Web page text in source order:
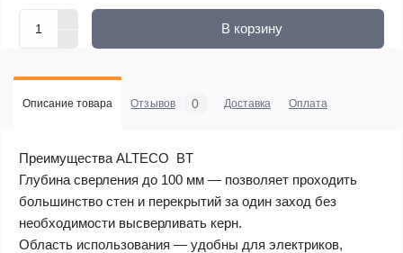
В корзину
Описание товара Отзывов 0 Доставка Оплата
Преимущества ALTECO BT ​​
Глубина сверления до 100 мм — позволяет проходить
большинство стен и перекрытий за один заход без
необходимости высверливать керн.
Область использования — удобны для электриков,